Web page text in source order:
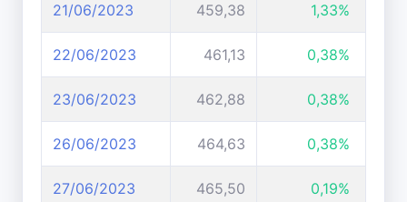
21/06/2023 459,38 1,33%
22/06/2023 461,13 0,38%
23/06/2023 462,88 0,38%
26/06/2023 464,63 0,38%
27/06/2023 465,50 0,19%